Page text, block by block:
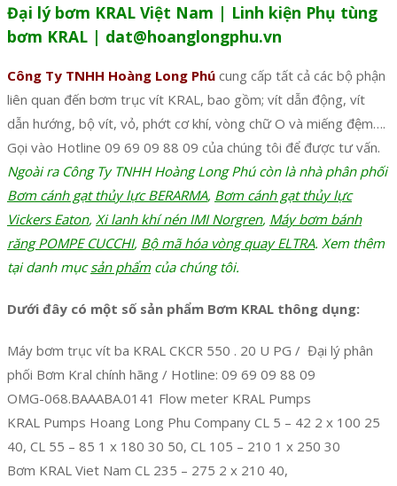
Đại lý bơm KRAL Việt Nam | Linh kiện Phụ tùng
bơm KRAL | dat@hoanglongphu.vn
Công Ty TNHH Hoàng Long Phú cung cấp tất cả các bộ phận
liên quan đến bơm trục vít KRAL, bao gồm; vít dẫn động, vít
dẫn hướng, bộ vít, vỏ, phớt cơ khí, vòng chữ O và miếng đệm….
Gọi vào Hotline 09 69 09 88 09 của chúng tôi để được tư vấn.
Ngoài ra Công Ty TNHH Hoàng Long Phú còn là nhà phân phối
Bơm cánh gạt thủy lực BERARMA, Bơm cánh gạt thủy lực
Vickers Eaton, Xi lanh khí nén IMI Norgren, Máy bơm bánh
răng POMPE CUCCHI, Bộ mã hóa vòng quay ELTRA. Xem thêm
tại danh mụcsản phẩmcủa chúng tôi.
Dưới đây có một số sản phẩm Bơm KRAL thông dụng:
Máy bơm trục vít ba KRAL CKCR 550 . 20 U PG / Đại lý phân
phối Bơm Kral chính hãng / Hotline: 09 69 09 88 09
OMG-068.BAAABA.0141 Flow meter KRAL Pumps
KRAL Pumps Hoang Long Phu Company CL 5 – 42 2 x 100 25
40, CL 55 – 85 1 x 180 30 50, CL 105 – 210 1 x 250 30
Bơm KRAL Viet Nam CL 235 – 275 2 x 210 40,